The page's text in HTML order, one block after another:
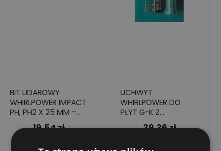
BIT UDAROWY
WHIRLPOWER IMPACT
PH, PH2 X 25 MM –
WYTRZYMAŁOŚĆ 7X
DŁUŻSZA, 4 SZT.
Cena
19,54 zł
UCHWYT
WHIRLPOWER DO
PŁYT G-K Z
PODWÓJNYM
Cena
39,36 zł